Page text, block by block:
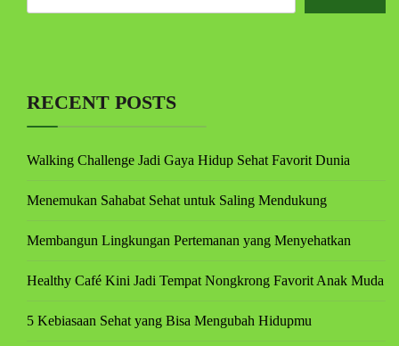
RECENT POSTS
Walking Challenge Jadi Gaya Hidup Sehat Favorit Dunia
Menemukan Sahabat Sehat untuk Saling Mendukung
Membangun Lingkungan Pertemanan yang Menyehatkan
Healthy Café Kini Jadi Tempat Nongkrong Favorit Anak Muda
5 Kebiasaan Sehat yang Bisa Mengubah Hidupmu